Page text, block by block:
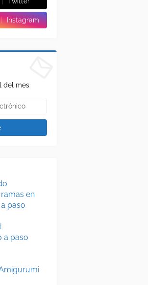
Instagram
del mes.
en
paso
a paso